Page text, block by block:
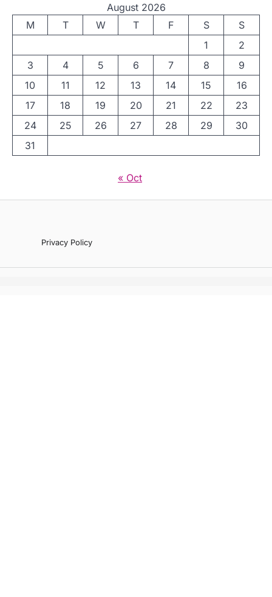
August 2026
M
T W T F S
S
1
2
3
4 5 6 7 8
9
10
11 12 13 14 15
16
17
18 19 20 21 22
23
24
25 26 27 28 29
30
31
« Oct
Privacy Policy